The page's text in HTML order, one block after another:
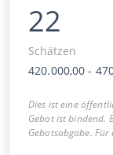
22
Schätzen
420.000,00 -
Dies ist eine
Gebot ist bindend.
Gebotsabgabe. Für